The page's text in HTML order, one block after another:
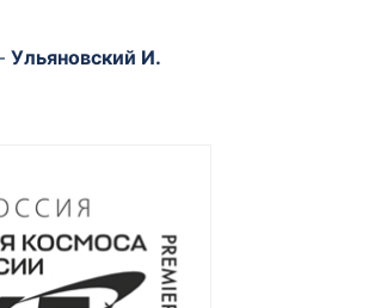
Ульяновский И.